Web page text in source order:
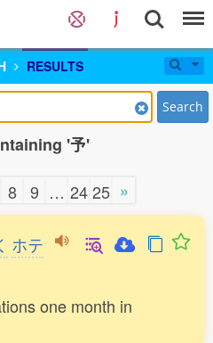
RESULTS
Search
'予'
8 9 … 24 25 »
ホテ
one month in